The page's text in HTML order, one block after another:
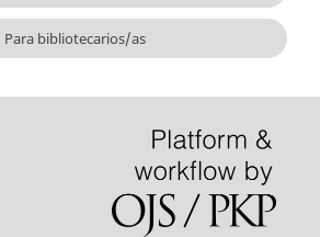
Para bibliotecarios/as